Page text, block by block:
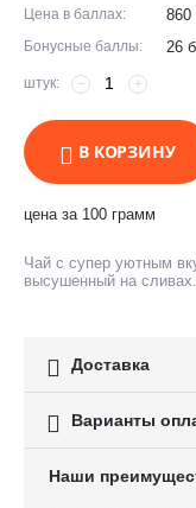
Цена в баллах: 860
Бонусные баллы: 26
штук: +
−
В КОРЗИНУ
цена за 100 грамм
Чай с супер уютным
высушенный на сливах.
 Доставка
 Варианты
Наши